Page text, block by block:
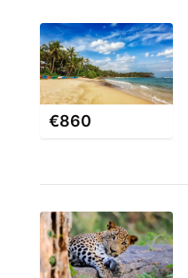
€860